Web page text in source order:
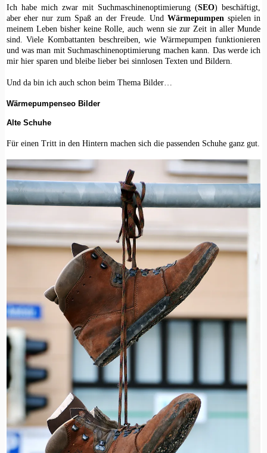
Ich habe mich zwar mit Suchmaschinenoptimierung (SEO) beschäftigt,
aber eher nur zum Spaß an der Freude. Und Wärmepumpen spielen in
meinem Leben bisher keine Rolle, auch wenn sie zur Zeit in aller Munde
sind. Viele Kombattanten beschreiben, wie Wärmepumpen funktionieren
und was man mit Suchmaschinenoptimierung machen kann. Das werde ich
mir hier sparen und bleibe lieber bei sinnlosen Texten und Bildern.
Und da bin ich auch schon beim Thema Bilder…
Wärmepumpenseo Bilder
Alte Schuhe
Für einen Tritt in den Hintern machen sich die passenden Schuhe ganz gut.